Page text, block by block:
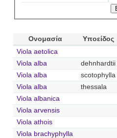
Ονομασία Υποείδος
Viola aetolica
Viola alba
dehnhardtii
Viola alba
scotophylla
Viola alba
thessala
Viola albanica
Viola arvensis
Viola athois
Viola brachyphylla